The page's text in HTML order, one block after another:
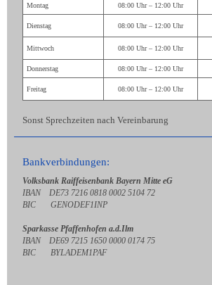
Montag 08:00 Uhr – 12:00 Uhr
Dienstag 08:00 Uhr – 12:00 Uhr
Mittwoch 08:00 Uhr – 12:00 Uhr
Donnerstag 08:00 Uhr – 12:00 Uhr
Freitag 08:00 Uhr – 12:00 Uhr
Sonst Sprechzeiten nach Vereinbarung
Bankverbindungen:
Volksbank Raiffeisenbank Bayern Mitte eG
IBAN DE73 7216 0818 0002 5104 72
BIC GENODEF1INP
Sparkasse Pfaffenhofen a.d.Ilm
IBAN DE69 7215 1650 0000 0174 75
BIC BYLADEM1PAF